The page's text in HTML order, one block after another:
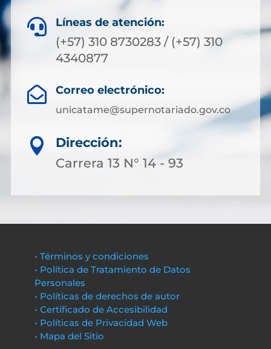
 Líneas de atención:
(+57) 310 8730283 / (+57) 310
4340877
 Correo electrónico:
unicatame@supernotariado.gov.co

Dirección:
Carrera 13 N° 14 - 93
• Términos y condiciones
• Política de Tratamiento de Datos
Personales
• Políticas de derechos de autor
• Certificado de Accesibilidad
• Políticas de Privacidad Web
• Mapa del Sitio